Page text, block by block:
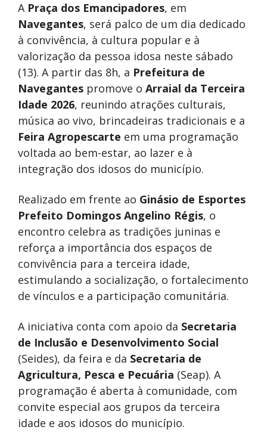
A Praça dos Emancipadores, em
Navegantes, será palco de um dia dedicado
à convivência, à cultura popular e à
valorização da pessoa idosa neste sábado
(13). A partir das 8h, a Prefeitura de
Navegantes promove o Arraial da Terceira
Idade 2026, reunindo atrações culturais,
música ao vivo, brincadeiras tradicionais e a
Feira Agropescarte em uma programação
voltada ao bem-estar, ao lazer e à
integração dos idosos do município.
Realizado em frente ao Ginásio de Esportes
Prefeito Domingos Angelino Régis, o
encontro celebra as tradições juninas e
reforça a importância dos espaços de
convivência para a terceira idade,
estimulando a socialização, o fortalecimento
de vínculos e a participação comunitária.
A iniciativa conta com apoio da Secretaria
de Inclusão e Desenvolvimento Social
(Seides), da feira e da Secretaria de
Agricultura, Pesca e Pecuária (Seap). A
programação é aberta à comunidade, com
convite especial aos grupos da terceira
idade e aos idosos do município.